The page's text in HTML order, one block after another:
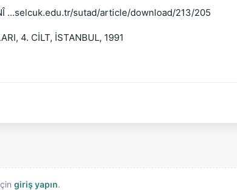
...selcuk.edu.tr/sutad/article/download/213/205
4. CİLT, İSTANBUL, 1991
giriş yapın.